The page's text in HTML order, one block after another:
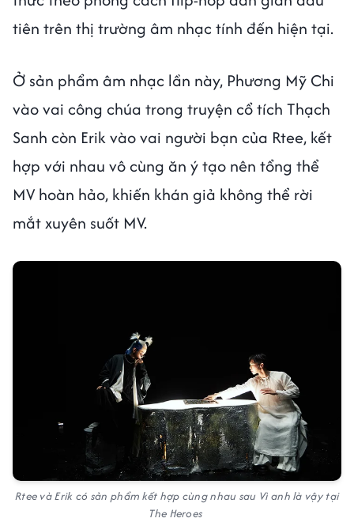
tiên trên thị trường âm nhạc tính đến hiện tại.
Ở sản phẩm âm nhạc lần này, Phương Mỹ Chi
vào vai công chúa trong truyện cổ tích Thạch
Sanh còn Erik vào vai người bạn của Rtee, kết
hợp với nhau vô cùng ăn ý tạo nên tổng thể
MV hoàn hảo, khiến khán giả không thể rời
mắt xuyên suốt MV.
Rtee và Erik có sản phẩm kết hợp cùng nhau sau Vì anh là vậy tại
The Heroes